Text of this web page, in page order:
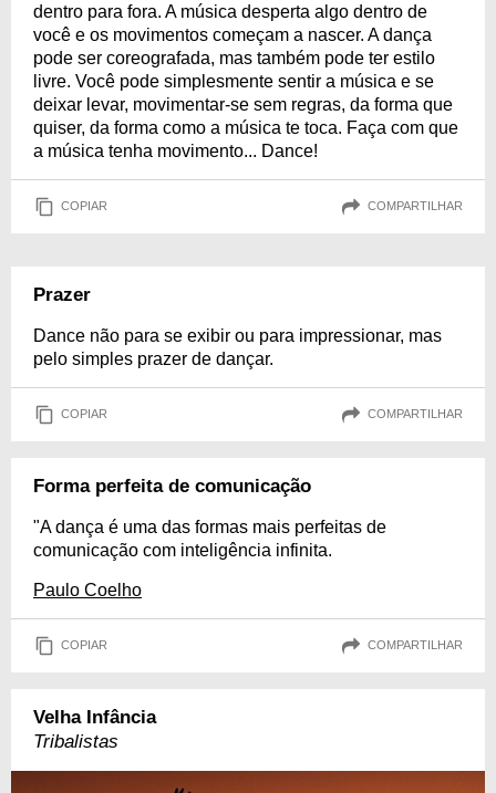
dentro para fora. A música desperta algo dentro de
você e os movimentos começam a nascer. A dança
pode ser coreografada, mas também pode ter estilo
livre. Você pode simplesmente sentir a música e se
deixar levar, movimentar-se sem regras, da forma que
quiser, da forma como a música te toca. Faça com que
a música tenha movimento... Dance!
COPIAR COMPARTILHAR
Prazer
Dance não para se exibir ou para impressionar, mas
pelo simples prazer de dançar.
COPIAR COMPARTILHAR
Forma perfeita de comunicação
"A dança é uma das formas mais perfeitas de
comunicação com inteligência infinita.
Paulo Coelho
COPIAR COMPARTILHAR
Velha Infância
Tribalistas